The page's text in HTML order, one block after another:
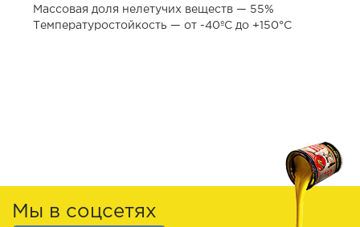
Массовая доля нелетучих веществ — 55%
Температуростойкость — от -40ºС до +150°С
Мы в соцсетях